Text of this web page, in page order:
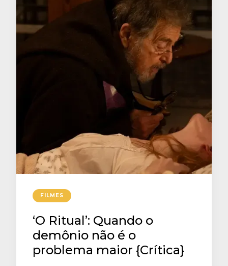
FILMES
‘O Ritual’: Quando o
demônio não é o
problema maior {Crítica}